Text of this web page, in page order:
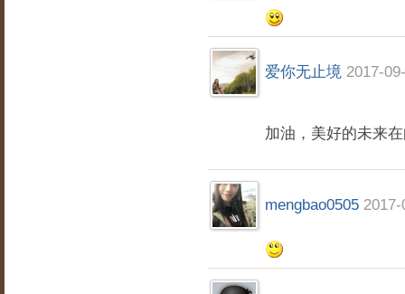
爱你无止境 2017-
加油，美好的未来
mengbao0505